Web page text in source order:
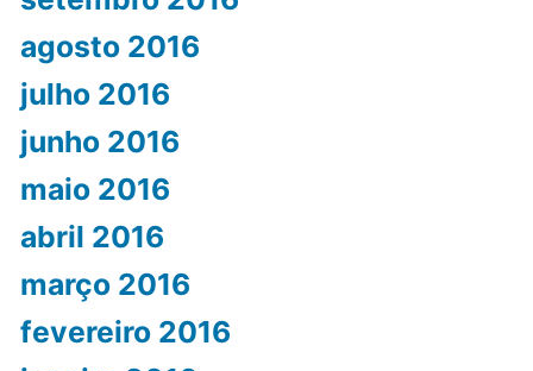
agosto 2016
julho 2016
junho 2016
maio 2016
abril 2016
março 2016
fevereiro 2016